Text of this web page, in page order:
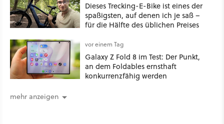
Dieses Trecking-E-Bike ist eines der
spaßigsten, auf denen ich je saß –
für die Hälfte des üblichen Preises
vor einem Tag
Galaxy Z Fold 8 im Test: Der Punkt,
an dem Foldables ernsthaft
konkurrenzfähig werden
mehr anzeigen